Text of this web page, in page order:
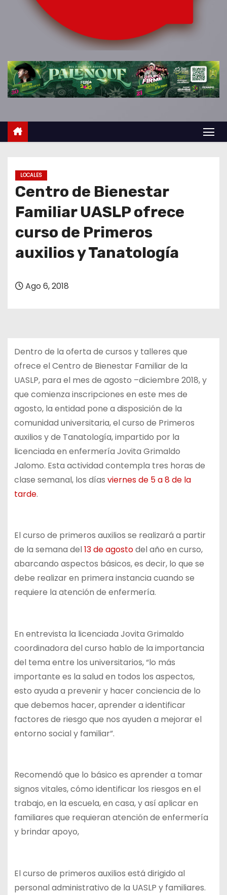
LOCALES
Centro de Bienestar
Familiar UASLP ofrece
curso de Primeros
auxilios y Tanatología
Ago 6, 2018
Dentro de la oferta de cursos y talleres que
ofrece el Centro de Bienestar Familiar de la
UASLP, para el mes de agosto –diciembre 2018, y
que comienza inscripciones en este mes de
agosto, la entidad pone a disposición de la
comunidad universitaria, el curso de Primeros
auxilios y de Tanatología, impartido por la
licenciada en enfermería Jovita Grimaldo
Jalomo. Esta actividad contempla tres horas de
clase semanal, los días viernes de 5 a 8 de la
tarde.
El curso de primeros auxilios se realizará a partir
de la semana del13 de agostodel año en curso,
abarcando aspectos básicos, es decir, lo que se
debe realizar en primera instancia cuando se
requiere la atención de enfermería.
En entrevista la licenciada Jovita Grimaldo
coordinadora del curso hablo de la importancia
del tema entre los universitarios, “lo más
importante es la salud en todos los aspectos,
esto ayuda a prevenir y hacer conciencia de lo
que debemos hacer, aprender a identificar
factores de riesgo que nos ayuden a mejorar el
entorno social y familiar”.
Recomendó que lo básico es aprender a tomar
signos vitales, cómo identificar los riesgos en el
trabajo, en la escuela, en casa, y así aplicar en
familiares que requieran atención de enfermería
y brindar apoyo,
El curso de primeros auxilios está dirigido al
personal administrativo de la UASLP y familiares.